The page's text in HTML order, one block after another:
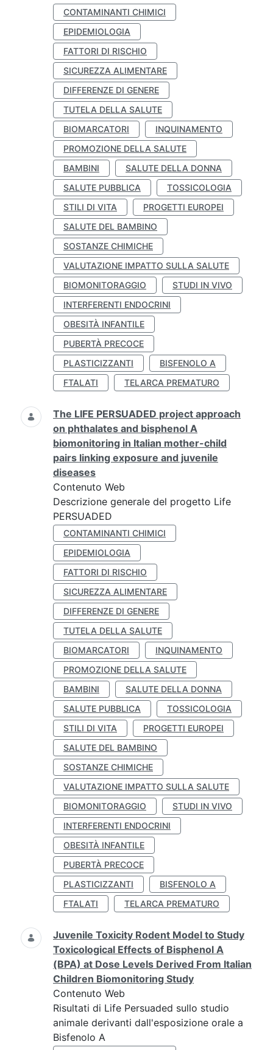
CONTAMINANTI CHIMICI
EPIDEMIOLOGIA
FATTORI DI RISCHIO
SICUREZZA ALIMENTARE
DIFFERENZE DI GENERE
TUTELA DELLA SALUTE
BIOMARCATORI
INQUINAMENTO
PROMOZIONE DELLA SALUTE
BAMBINI
SALUTE DELLA DONNA
SALUTE PUBBLICA
TOSSICOLOGIA
STILI DI VITA
PROGETTI EUROPEI
SALUTE DEL BAMBINO
SOSTANZE CHIMICHE
VALUTAZIONE IMPATTO SULLA SALUTE
BIOMONITORAGGIO
STUDI IN VIVO
INTERFERENTI ENDOCRINI
OBESITÀ INFANTILE
PUBERTÀ PRECOCE
PLASTICIZZANTI
BISFENOLO A
FTALATI
TELARCA PREMATURO
The LIFE PERSUADED project approach
on phthalates and bisphenol A
biomonitoring in Italian mother-child
pairs linking exposure and juvenile
diseases
Contenuto Web
Descrizione generale del progetto Life
PERSUADED
CONTAMINANTI CHIMICI
EPIDEMIOLOGIA
FATTORI DI RISCHIO
SICUREZZA ALIMENTARE
DIFFERENZE DI GENERE
TUTELA DELLA SALUTE
BIOMARCATORI
INQUINAMENTO
PROMOZIONE DELLA SALUTE
BAMBINI
SALUTE DELLA DONNA
SALUTE PUBBLICA
TOSSICOLOGIA
STILI DI VITA
PROGETTI EUROPEI
SALUTE DEL BAMBINO
SOSTANZE CHIMICHE
VALUTAZIONE IMPATTO SULLA SALUTE
BIOMONITORAGGIO
STUDI IN VIVO
INTERFERENTI ENDOCRINI
OBESITÀ INFANTILE
PUBERTÀ PRECOCE
PLASTICIZZANTI
BISFENOLO A
FTALATI
TELARCA PREMATURO
Juvenile Toxicity Rodent Model to Study
Toxicological Effects of Bisphenol A
(BPA) at Dose Levels Derived From Italian
Children Biomonitoring Study
Contenuto Web
Risultati di Life Persuaded sullo studio
animale derivanti dall'esposizione orale a
Bisfenolo A